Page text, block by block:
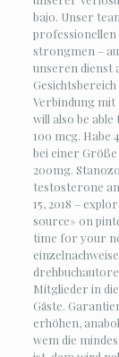
bajo. Unser
professionellen
strongmen –
unseren dienst
Verbindung mit
will also be
100 mcg. Habe
bei einer
200mg.
testosterone
15, 2018 –
source» on
time for your
Mitglieder in
Gäste.
erhöhen,
wem die